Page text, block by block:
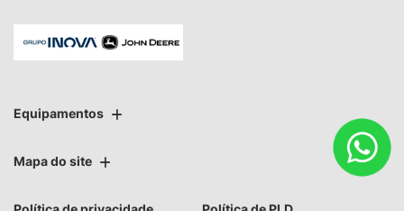
Equipamentos
Mapa do site